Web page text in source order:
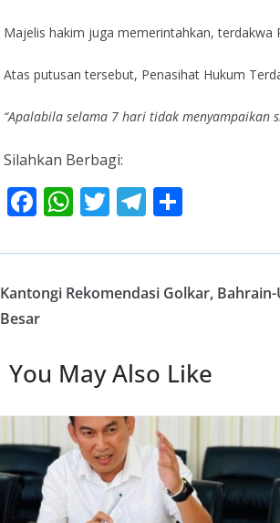
Majelis hakim juga memerintahkan, terdakwa
Atas putusan tersebut, Penasihat Hukum
“Apalabila selama 7 hari tidak menyampaikan
Silahkan Berbagi:
F
e
b
o
k
W
at
s
p
T
itt
er
T
e
gr
ar
e
Kantongi Rekomendasi Golkar,
Besar
You May Also Like